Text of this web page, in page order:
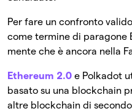
Per fare un confronto
come termine di paragone
mente che è ancora nella
Ethereum 2.0 e Polkadot
basato su una blockchain
altre blockchain di